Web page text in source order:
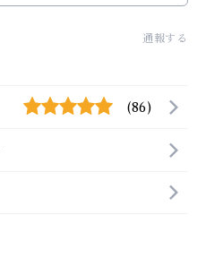
通報する
(86)